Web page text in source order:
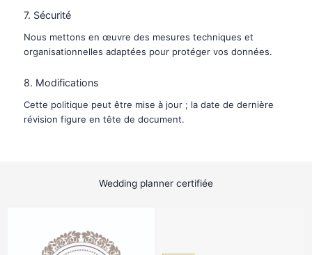
7. Sécurité
Nous mettons en œuvre des mesures techniques et
organisationnelles adaptées pour protéger vos données.
8. Modifications
Cette politique peut être mise à jour ; la date de dernière
révision figure en tête de document.
Wedding planner certifiée